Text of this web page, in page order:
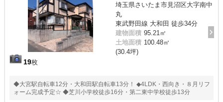
19枚
埼玉県さいたま市見沼区大字南中
丸
東武野田線 大和田 徒歩34分
建物面積 95.21㎡
土地面積 100.48㎡
(30.4坪)
◆大宮駅自転車12分・大和田駅自転車13分！ ◆4LDK・西向き・８月リフ
ォーム完成予定☆ ◆芝川小学校徒歩16分・第二東中学校徒歩13分